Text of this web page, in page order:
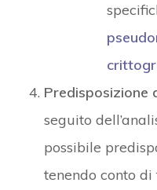
Predisposizione
seguito
possibile
tenendo conto